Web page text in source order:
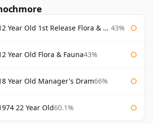
Old 1st Release Flora & Fauna 43%
Year Old Flora & Fauna43%
Year Old Manager's Dram66%
22 Year Old60.1%